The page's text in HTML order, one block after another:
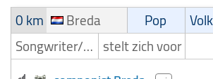
0 km
Breda Pop
Songwriter/Componist stelt zich voor